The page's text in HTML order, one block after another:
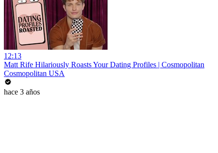
12:13
Matt Rife Hilariously Roasts Your Dating Profiles | Cosmopolitan
Cosmopolitan USA
hace 3 años